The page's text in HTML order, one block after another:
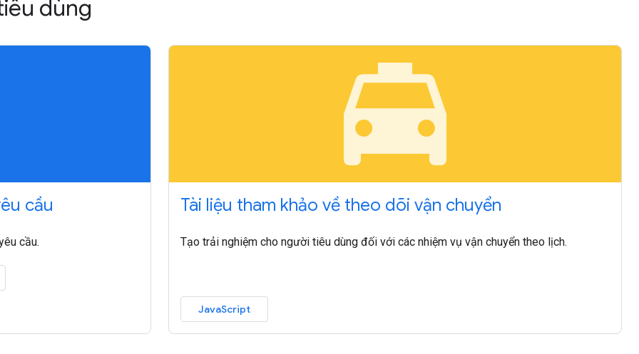
dùng
cầu
cầu.
local_taxi
Tài liệu tham khảo về theo dõi vận chuyển
Tạo trải nghiệm cho người tiêu dùng đối với các nhiệm vụ vận chuyển theo lịch.
JavaScript